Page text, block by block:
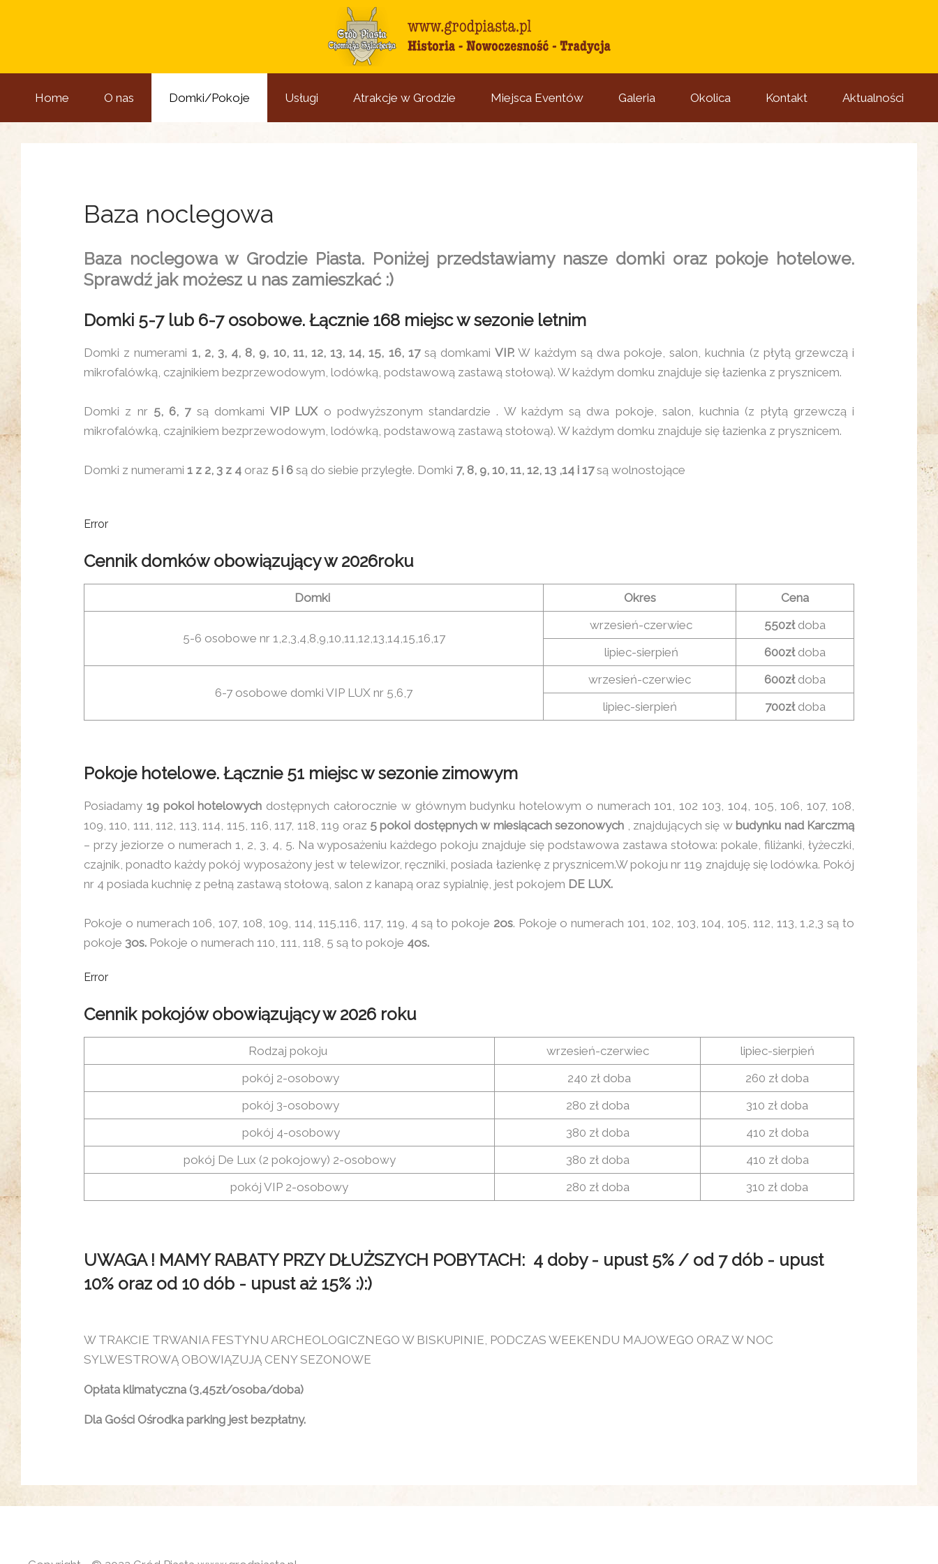
Home O nas Domki/Pokoje Usługi Atrakcje w Grodzie Miejsca Eventów Galeria Okolica Kontakt Aktualności
Baza noclegowa
Baza noclegowa w Grodzie Piasta. Poniżej przedstawiamy nasze domki oraz pokoje hotelowe.
Sprawdź jak możesz u nas zamieszkać :)
Domki 5-7 lub 6-7 osobowe. Łącznie 168 miejsc w sezonie letnim
Domki z numerami 1, 2, 3, 4, 8, 9, 10, 11, 12, 13, 14, 15, 16, 17są domkamiVIP. W każdym są dwa pokoje, salon, kuchnia (z płytą grzewczą i
mikrofalówką, czajnikiem bezprzewodowym, lodówką, podstawową zastawą stołową). W każdym domku znajduje się łazienka z prysznicem.
Domki z nr 5, 6, 7są domkami VIP LUXo podwyższonym standardzie . W każdym są dwa pokoje, salon, kuchnia (z płytą grzewczą i
mikrofalówką, czajnikiem bezprzewodowym, lodówką, podstawową zastawą stołową). W każdym domku znajduje się łazienka z prysznicem.
Domki z numerami 1 z 2, 3 z 4 oraz 5 i 6 są do siebie przyległe. Domki 7, 8, 9, 10, 11, 12, 13 ,14 i 17są wolnostojące
Error
Cennik domków obowiązujący w 2026roku
Domki Okres Cena
5-6 osobowe nr 1,2,3,4,8,9,10,11,12,13,14,15,16,17
wrzesień-czerwiec 550złdoba
lipiec-sierpień
600złdoba
6-7 osobowe domki VIP LUX nr 5,6,7
wrzesień-czerwiec 600złdoba
lipiec-sierpień
700złdoba
Pokoje hotelowe. Łącznie 51 miejsc w sezonie zimowym
Posiadamy 19 pokoi hotelowych dostępnych całorocznie w głównym budynku hotelowym o numerach 101, 102 103, 104, 105, 106, 107, 108,
109, 110, 111, 112, 113, 114, 115, 116, 117, 118, 119 oraz 5 pokoi dostępnych w miesiącach sezonowych , znajdujących się w budynku nad Karczmą
– przy jeziorze o numerach 1, 2, 3, 4, 5. Na wyposażeniu każdego pokoju znajduje się podstawowa zastawa stołowa: pokale, filiżanki, łyżeczki,
czajnik, ponadto każdy pokój wyposażony jest w telewizor, ręczniki, posiada łazienkę z prysznicem.W pokoju nr 119 znajduję się lodówka. Pokój
nr 4 posiada kuchnię z pełną zastawą stołową, salon z kanapą oraz sypialnię, jest pokojem DE LUX.
Pokoje o numerach 106, 107, 108, 109, 114, 115,116, 117, 119, 4 są to pokoje 2os. Pokoje o numerach 101, 102, 103, 104, 105, 112, 113, 1,2,3 są to
pokoje 3os. Pokoje o numerach 110, 111, 118, 5 są to pokoje 4os.
Error
Cennik pokojów obowiązujący w 2026 roku
Rodzaj pokoju wrzesień-czerwiec
lipiec-sierpień
pokój 2-osobowy
240 zł doba
260 zł doba
pokój 3-osobowy
280 zł doba
310 zł doba
pokój 4-osobowy
380 zł doba
410 zł doba
pokój De Lux (2 pokojowy) 2-osobowy
380 zł doba
410 zł doba
pokój VIP 2-osobowy
280 zł doba 310 zł doba
UWAGA ! MAMY RABATY PRZY DŁUŻSZYCH POBYTACH: 4 doby - upust 5% / od 7 dób - upust
10% oraz od 10 dób - upust aż 15% :):)
W TRAKCIE TRWANIA FESTYNU ARCHEOLOGICZNEGO W BISKUPINIE, PODCZAS WEEKENDU MAJOWEGO ORAZ W NOC
SYLWESTROWĄ OBOWIĄZUJĄ CENY SEZONOWE
Opłata klimatyczna (3,45zł/osoba/doba)
Dla Gości Ośrodka parking jest bezpłatny.